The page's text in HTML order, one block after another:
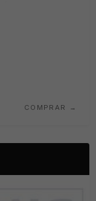
COMPRAR